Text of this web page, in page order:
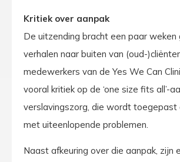
Kritiek over aanpak
De uitzending bracht een paar weken
verhalen naar buiten van (oud-
medewerkers van de Yes We Can
vooral kritiek op de ‘one size fits all’-
verslavingszorg, die wordt toegepast
met uiteenlopende problemen.
Naast afkeuring over die aanpak, zijn